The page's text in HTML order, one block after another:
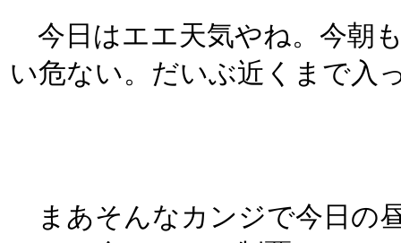
今日はエエ天気やね。今朝
い危ない。だいぶ近くまで入
まあそんなカンジで今日の